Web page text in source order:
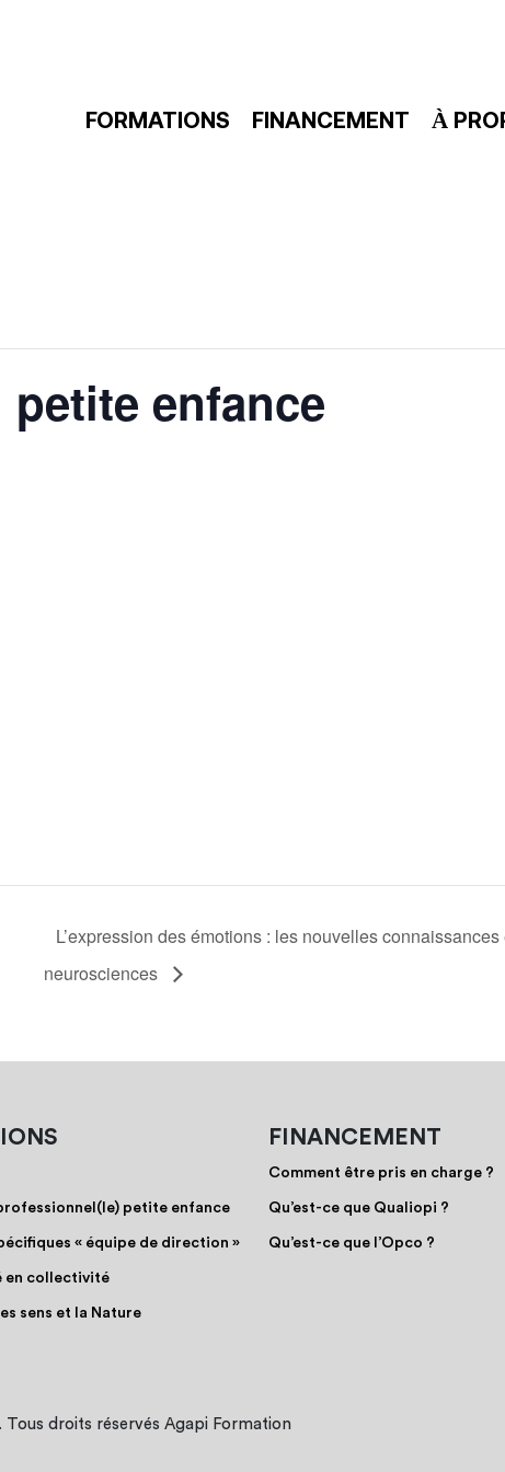
FORMATIONS FINANCEMENT À
enfance
L’expression des émotions : les nouvelles connaissances
neurosciences
petite enfance
« équipe de direction »
en collectivité
sens et la Nature
FINANCEMENT
Comment être pris en charge ?
Qu’est-ce que Qualiopi ?
Qu’est-ce que l’Opco ?
droits réservés Agapi Formation